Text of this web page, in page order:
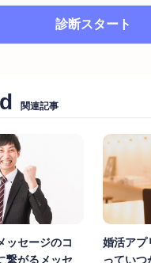
診断スタート
関連記事
ッセージのコ
繋がるメッセ
婚活アプ
っていつ